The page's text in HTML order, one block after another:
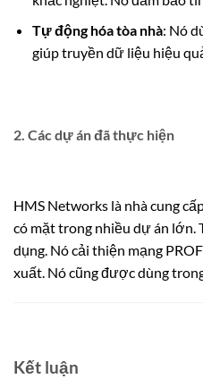
Tự động hóa tòa nhà: Nó
giúp truyền dữ liệu hiệu
2. Các dự án đã thực hiện
HMS Networks là nhà cung
có mặt trong nhiều dự án lớn.
dụng. Nó cải thiện mạng
xuất. Nó cũng được dùng
Kết luận